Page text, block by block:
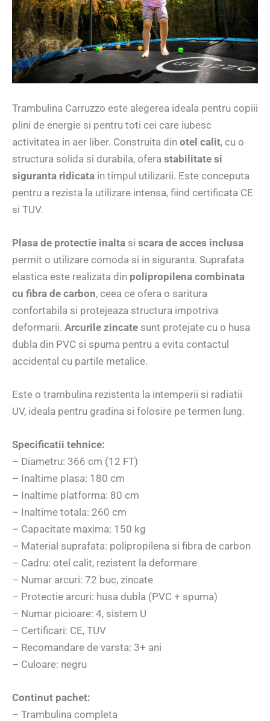
Trambulina Carruzzo este alegerea ideala pentru copiii
plini de energie si pentru toti cei care iubesc
activitatea in aer liber. Construita din otel calit, cu o
structura solida si durabila, ofera stabilitate si
siguranta ridicata in timpul utilizarii. Este conceputa
pentru a rezista la utilizare intensa, fiind certificata CE
si TUV.
Plasa de protectie inalta si scara de acces inclusa
permit o utilizare comoda si in siguranta. Suprafata
elastica este realizata din polipropilena combinata
cu fibra de carbon, ceea ce ofera o saritura
confortabila si protejeaza structura impotriva
deformarii. Arcurile zincate sunt protejate cu o husa
dubla din PVC si spuma pentru a evita contactul
accidental cu partile metalice.
Este o trambulina rezistenta la intemperii si radiatii
UV, ideala pentru gradina si folosire pe termen lung.
Specificatii tehnice:
– Diametru: 366 cm (12 FT)
– Inaltime plasa: 180 cm
– Inaltime platforma: 80 cm
– Inaltime totala: 260 cm
– Capacitate maxima: 150 kg
– Material suprafata: polipropilena si fibra de carbon
– Cadru: otel calit, rezistent la deformare
– Numar arcuri: 72 buc, zincate
– Protectie arcuri: husa dubla (PVC + spuma)
– Numar picioare: 4, sistem U
– Certificari: CE, TUV
– Recomandare de varsta: 3+ ani
– Culoare: negru
Continut pachet:
– Trambulina completa